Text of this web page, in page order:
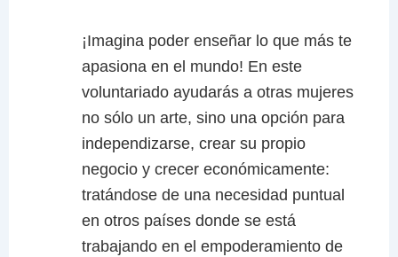
¡Imagina poder enseñar lo que más te
apasiona en el mundo! En este
voluntariado ayudarás a otras mujeres
no sólo un arte, sino una opción para
independizarse, crear su propio
negocio y crecer económicamente:
tratándose de una necesidad puntual
en otros países donde se está
trabajando en el empoderamiento de